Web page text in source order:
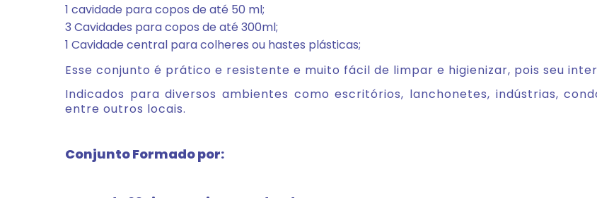
1 cavidade para copos de até 50 ml;
3 Cavidades para copos de até 300ml;
1 Cavidade central para colheres ou hastes plásticas;
Esse conjunto é prático e resistente e muito fácil de limpar e higienizar, pois seu
Indicados para diversos ambientes como escritórios, lanchonetes, indústrias,
entre outros locais.
Conjunto Formado por: